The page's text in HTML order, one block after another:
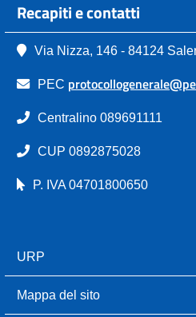
Recapiti e contatti
Via Nizza, 146 - 84124
PEC
Centralino 089691111
CUP 0892875028
P. IVA 04701800650
URP
Mappa del sito